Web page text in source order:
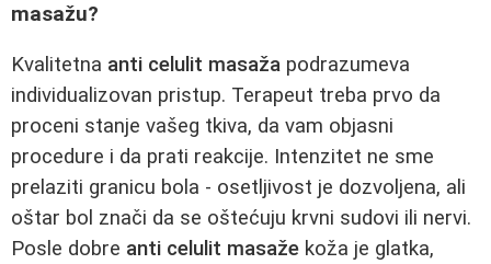
masažu?
Kvalitetna anti celulit masaža podrazumeva
individualizovan pristup. Terapeut treba prvo da
proceni stanje vašeg tkiva, da vam objasni
procedure i da prati reakcije. Intenzitet ne sme
prelaziti granicu bola - osetljivost je dozvoljena, ali
oštar bol znači da se oštećuju krvni sudovi ili nervi.
Posle dobre anti celulit masaže koža je glatka,